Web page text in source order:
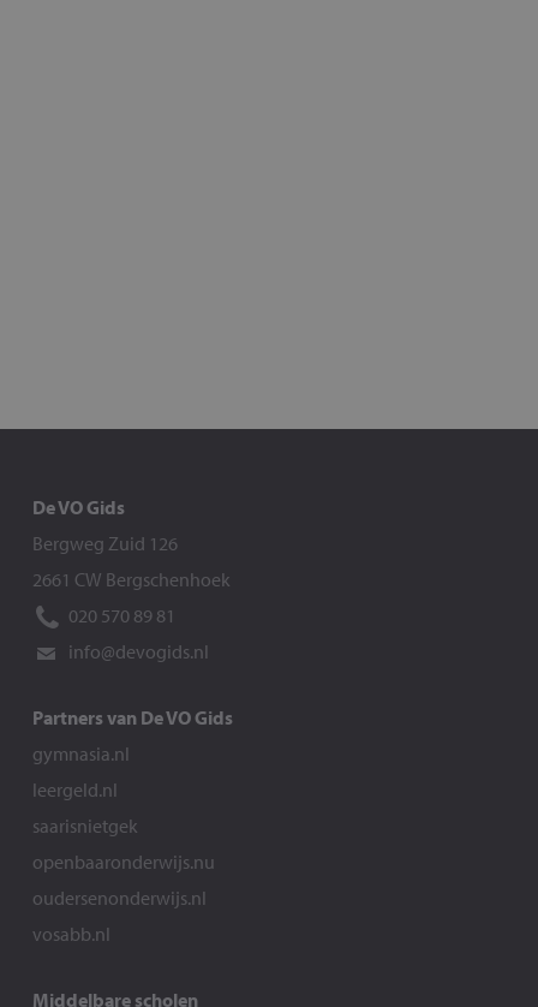
De VO Gids
Bergweg Zuid 126
2661 CW Bergschenhoek
020 570 89 81
info@devogids.nl
Partners van De VO Gids
gymnasia.nl
leergeld.nl
saarisnietgek
openbaaronderwijs.nu
oudersenonderwijs.nl
vosabb.nl
Middelbare scholen